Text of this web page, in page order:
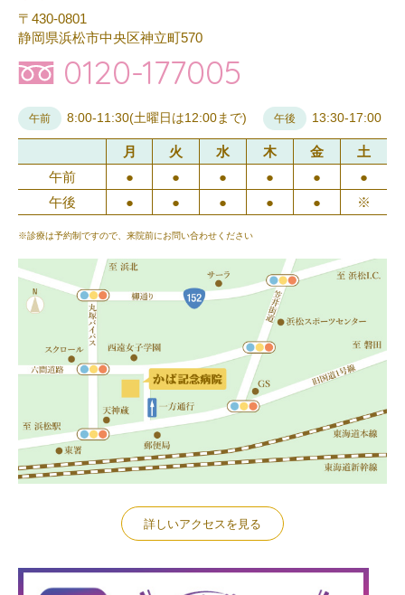
〒430-0801
静岡県浜松市中央区神立町570
0120-177005
午前 8:00-11:30(土曜日は12:00まで) 午後 13:30-17:00
月 火 水 木 金
土
午前
● ● ● ● ●
●
午後
● ● ● ● ● ※
※診療は予約制ですので、来院前にお問い合わせください
詳しいアクセスを見る